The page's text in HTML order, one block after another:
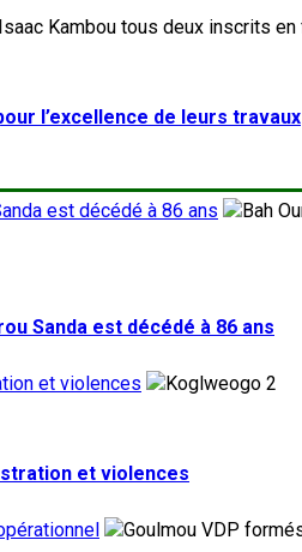
l’excellence de leurs travaux
est décédé à 86 ans
Sanda est décédé à 86 ans
et violences
2
et violences